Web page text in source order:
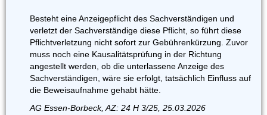
Besteht eine Anzeigepflicht des Sachverständigen und
verletzt der Sachverständige diese Pflicht, so führt diese
Pflichtverletzung nicht sofort zur Gebührenkürzung. Zuvor
muss noch eine Kausalitätsprüfung in der Richtung
angestellt werden, ob die unterlassene Anzeige des
Sachverständigen, wäre sie erfolgt, tatsächlich Einfluss auf
die Beweisaufnahme gehabt hätte.
AG Essen-Borbeck, AZ: 24 H 3/25, 25.03.2026